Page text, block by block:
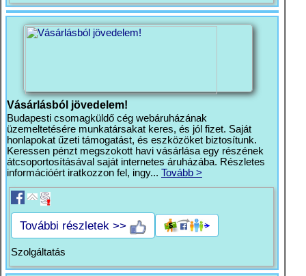
Vásárlásból jövedelem!
Budapesti csomagküldő cég webáruházának
üzemeltetésére munkatársakat keres, és jól fizet. Saját
honlapokat űzeti támogatást, és eszközöket biztosítunk.
Keressen pénzt megszokott havi vásárlása egy részének
átcsoportosításával saját internetes áruházába. Részletes
információért iratkozzon fel, ingy... Tovább >
További részletek >>
Szolgáltatás